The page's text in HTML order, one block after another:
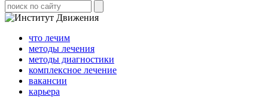
что лечим
методы лечения
методы диагностики
комплексное лечение
вакансии
карьера